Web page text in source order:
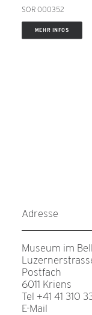
SOR 000352
MEHR INFOS
Adresse
Museum im
Postfach
6011 Kriens
Tel +41 41 310
E-Mail